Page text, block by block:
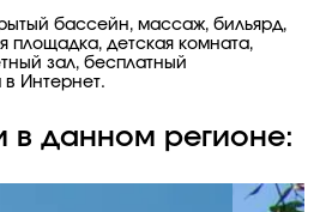
бассейн, массаж, бильярд,
площадка, детская комната,
зал, бесплатный
Интернет.
в данном регионе: